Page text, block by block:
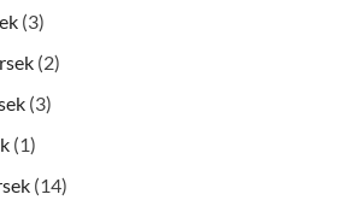
(3)
(2)
(3)
(1)
(14)